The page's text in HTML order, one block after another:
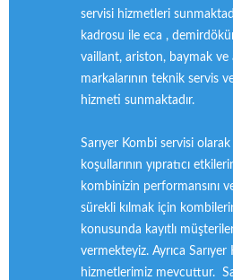
servisi hizmetleri
kadrosu ile eca ,
vaillant, ariston, baymak
markalarının teknik servis
hizmeti sunmaktadır.
Sarıyer Kombi servisi
koşullarının yıpratıcı
kombinizin performansını
sürekli kılmak için
konusunda kayıtlı
vermekteyiz. Ayrıca
hizmetlerimiz mevcuttur.